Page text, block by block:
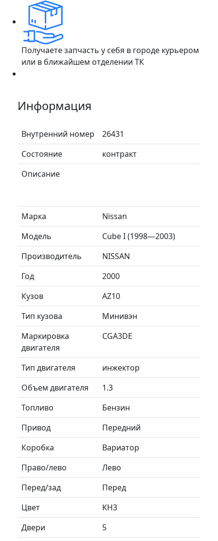
Получаете запчасть у себя в городе курьером
или в ближайшем отделении ТК
Информация
Внутренний номер
26431
Состояние
контракт
Описание
Марка
Nissan
Модель
Cube I (1998—2003)
Производитель
NISSAN
Год
2000
Кузов
AZ10
Тип кузова
Минивэн
Маркировка
двигателя
CGA3DE
Тип двигателя
инжектор
Объем двигателя
1.3
Топливо
Бензин
Привод
Передний
Коробка
Вариатор
Право/лево
Лево
Перед/зад
Перед
Цвет
KH3
Двери
5